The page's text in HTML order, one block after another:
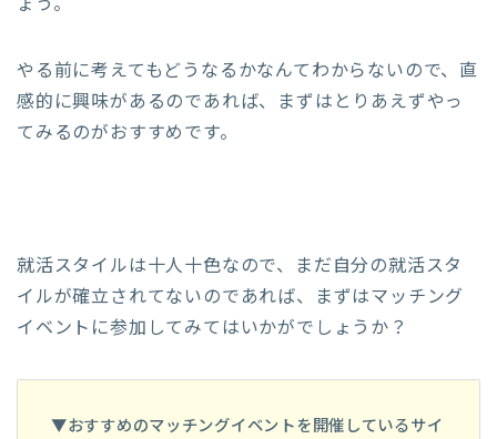
やる前に考えてもどうなるかなんてわからないので、直
感的に興味があるのであれば、まずはとりあえずやっ
てみるのがおすすめです。
就活スタイルは十人十色なので、まだ自分の就活スタ
イルが確立されてないのであれば、まずはマッチング
イベントに参加してみてはいかがでしょうか？
▼おすすめのマッチングイベントを開催しているサイ